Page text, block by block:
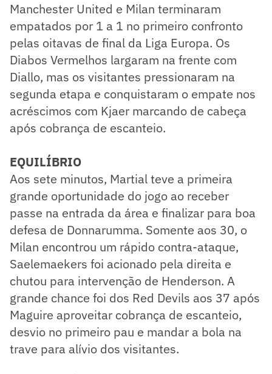
Manchester United e Milan terminaram
empatados por 1 a 1 no primeiro confronto
pelas oitavas de final da Liga Europa. Os
Diabos Vermelhos largaram na frente com
Diallo, mas os visitantes pressionaram na
segunda etapa e conquistaram o empate nos
acréscimos com Kjaer marcando de cabeça
após cobrança de escanteio.
EQUILÍBRIO
Aos sete minutos, Martial teve a primeira
grande oportunidade do jogo ao receber
passe na entrada da área e finalizar para boa
defesa de Donnarumma. Somente aos 30, o
Milan encontrou um rápido contra-ataque,
Saelemaekers foi acionado pela direita e
chutou para intervenção de Henderson. A
grande chance foi dos Red Devils aos 37 após
Maguire aproveitar cobrança de escanteio,
desvio no primeiro pau e mandar a bola na
trave para alívio dos visitantes.